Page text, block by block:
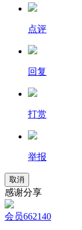
点评
回复
打赏
举报
取消
感谢分享
会员662140